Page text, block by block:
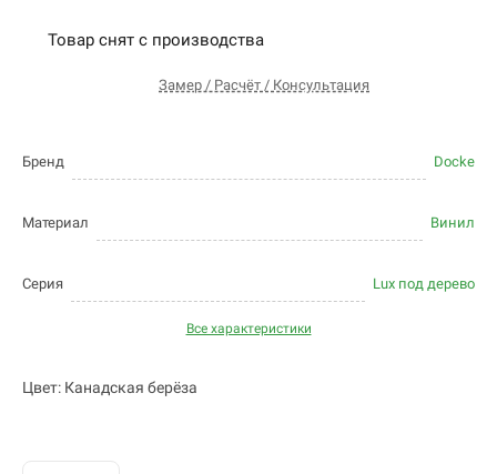
Товар снят с производства
Замер / Расчёт / Консультация
Бренд Docke
Материал Винил
Серия Lux под дерево
Все характеристики
Цвет: Канадская берёза